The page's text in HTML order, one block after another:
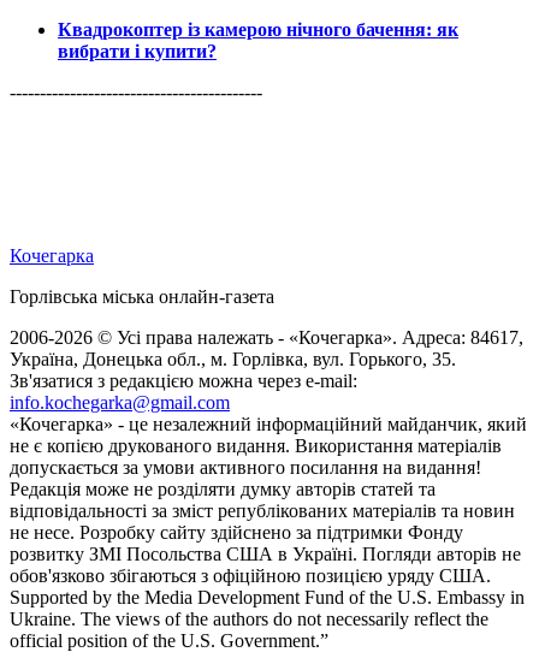
Квадрокоптер із камерою нічного бачення: як
вибрати і купити?
------------------------------------------
Кочегарка
Горлівська міська онлайн-газета
2006-2026 © Усі права належать - «Кочегарка». Адреса: 84617,
Україна, Донецька обл., м. Горлівка, вул. Горького, 35.
Зв'язатися з редакцією можна через e-mail:
info.kochegarka@gmail.com
«Кочегарка» - це незалежний інформаційний майданчик, який
не є копією друкованого видання. Використання матеріалів
допускається за умови активного посилання на видання!
Редакція може не розділяти думку авторів статей та
відповідальності за зміст републікованих матеріалів та новин
не несе. Розробку сайту здійснено за підтримки Фонду
розвитку ЗМІ Посольства США в Україні. Погляди авторів не
обов'язково збігаються з офіційною позицією уряду США.
Supported by the Media Development Fund of the U.S. Embassy in
Ukraine. The views of the authors do not necessarily reflect the
official position of the U.S. Government.”